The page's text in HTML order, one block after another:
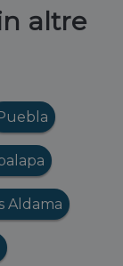
altre
Aldama